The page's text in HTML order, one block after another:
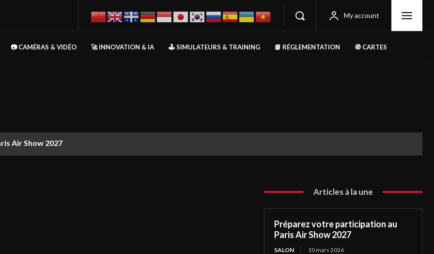
My account
📷 CAMÉRAS & VIDÉO 🚀 INNOVATION & IA 🕹️ SIMULATEURS & TRAINING 📘 RÉGLEMENTATION 🧭 CARTES
Air Show 2027
Articles à la une
Préparez votre participation au
Paris Air Show 2027
SALON 10 mars 2026